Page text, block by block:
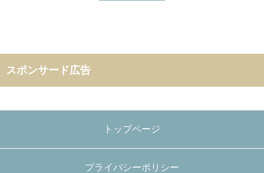
スポンサード広告
トップページ
プライバシーポリシー